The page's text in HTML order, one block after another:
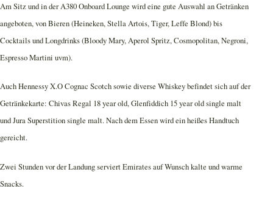
Am Sitz und in der A380 Onboard Lounge wird eine gute Auswahl an Getränken
angeboten, von Bieren (Heineken, Stella Artois, Tiger, Leffe Blond) bis
Cocktails und Longdrinks (Bloody Mary,Aperol Spritz, Cosmopolitan, Negroni,
Espresso Martini uvm).
Auch Hennessy X.O Cognac Scotch sowie diverse Whiskey befindet sich auf der
Getränkekarte: Chivas Regal 18 year old, Glenfiddich 15 year old single malt
und Jura Superstition single malt. Nach dem Essen wird ein heißes Handtuch
gereicht.
Zwei Stunden vor der Landung serviert Emirates auf Wunsch kalte und warme
Snacks.